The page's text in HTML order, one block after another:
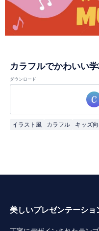
カラフルでかわいい
ダウンロード
イラスト風 カラフル キッズ
美しいプレゼンテーシ